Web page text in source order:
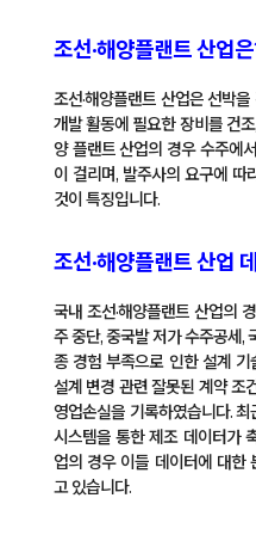
조선·해양플랜트 산업
조선·해양플랜트 산업은 선박
개발 활동에 필요한 장비를 건
양 플랜트 산업의 경우 수주에
이 걸리며, 발주사의 요구에 따
것이 특징입니다.
조선·해양플랜트 산업
국내 조선·해양플랜트 산업의
주 중단, 중국발 저가 수주공세,
종 경험 부족으로 인한 설계
설계 변경 관련 잘못된 계약 조
영업손실을 기록하였습니다.
시스템을 통한 제조 데이터가
업의 경우 이들 데이터에 대한
고 있습니다.